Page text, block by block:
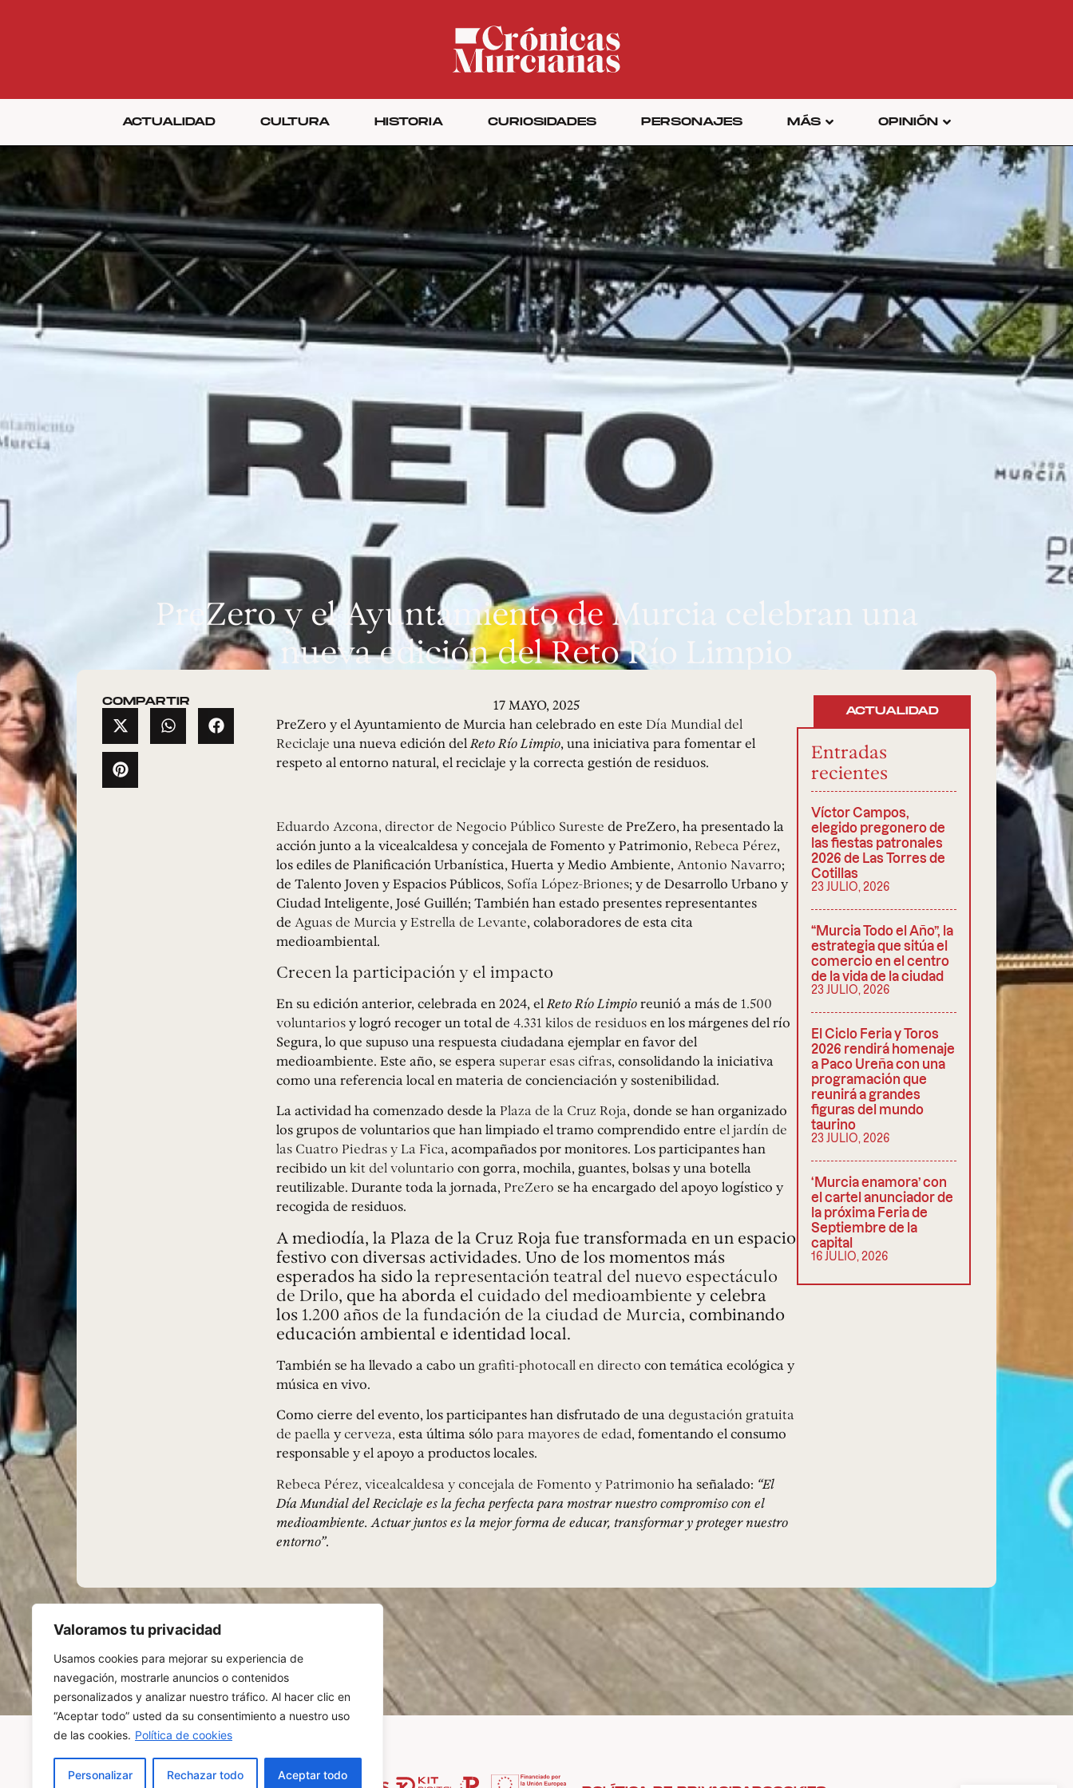
Valoramos tu privacidad
Usamos cookies para mejorar su experiencia de
navegación, mostrarle anuncios o contenidos
personalizados y analizar nuestro tráfico. Al hacer clic en
“Aceptar todo” usted da su consentimiento a nuestro uso
de las cookies. Política de cookies
Personalizar Rechazar todo Aceptar todo
ACTUALIDAD CULTURA HISTORIA CURIOSIDADES PERSONAJES MÁS OPINIÓN
PreZero y el Ayuntamiento de Murcia celebran una
nueva edición del Reto Río Limpio
COMPARTIR
17 MAYO, 2025
PreZero y el Ayuntamiento de Murcia han celebrado en este Día Mundial del
Reciclaje una nueva edición delReto Río Limpio, una iniciativa para fomentar el
respeto al entorno natural, el reciclaje y la correcta gestión de residuos.
Eduardo Azcona, director de Negocio Público Sureste de PreZero, ha presentado la
acción junto a la vicealcaldesa y concejala de Fomento y Patrimonio, Rebeca Pérez,
los ediles de Planificación Urbanística, Huerta y Medio Ambiente, Antonio Navarro;
de Talento Joven y Espacios Públicos, Sofía López-Briones; y de Desarrollo Urbano y
Ciudad Inteligente, José Guillén; También han estado presentes representantes
de Aguas de Murcia y Estrella de Levante, colaboradores de esta cita
medioambiental.
Crecen la participación y el impacto
En su edición anterior, celebrada en 2024, elReto Río Limpioreunió a más de 1.500
voluntariosy logró recoger un total de 4.331 kilos de residuosen los márgenes del río
Segura, lo que supuso una respuesta ciudadana ejemplar en favor del
medioambiente. Este año, se espera superar esas cifras, consolidando la iniciativa
como una referencia local en materia de concienciación y sostenibilidad.
La actividad ha comenzado desde la Plaza de la Cruz Roja, donde se han organizado
los grupos de voluntarios que han limpiado el tramo comprendido entre el jardín de
las Cuatro Piedras y La Fica, acompañados por monitores. Los participantes han
recibido unkit del voluntario con gorra, mochila, guantes, bolsas y una botella
reutilizable. Durante toda la jornada, PreZero se ha encargado del apoyo logístico y
recogida de residuos.
A mediodía, la Plaza de la Cruz Roja fue transformada en un espacio
festivo con diversas actividades. Uno de los momentos más
esperados ha sido la representación teatral del nuevo espectáculo
de Drilo, que ha aborda el cuidado del medioambiente y celebra
los 1.200 años de la fundación de la ciudad de Murcia, combinando
educación ambiental e identidad local.
También se ha llevado a cabo un grafiti-photocall en directo con temática ecológica y
música en vivo.
Como cierre del evento, los participantes han disfrutado de una degustación gratuita
de paella ycerveza, esta última sólo para mayores de edad, fomentando el consumo
responsable y el apoyo a productos locales.
Rebeca Pérez, vicealcaldesa y concejala de Fomento y Patrimonio ha señalado: “El
Día Mundial del Reciclaje es la fecha perfecta para mostrar nuestro compromiso con el
medioambiente. Actuar juntos es la mejor forma de educar, transformar y proteger nuestro
entorno”.
ACTUALIDAD
Entradas
recientes
Víctor Campos,
elegido pregonero de
las fiestas patronales
2026 de Las Torres de
Cotillas
23 JULIO, 2026
“Murcia Todo el Año”, la
estrategia que sitúa el
comercio en el centro
de la vida de la ciudad
23 JULIO, 2026
El Ciclo Feria y Toros
2026 rendirá homenaje
a Paco Ureña con una
programación que
reunirá a grandes
figuras del mundo
taurino
23 JULIO, 2026
‘Murcia enamora’ con
el cartel anunciador de
la próxima Feria de
Septiembre de la
capital
16 JULIO, 2026